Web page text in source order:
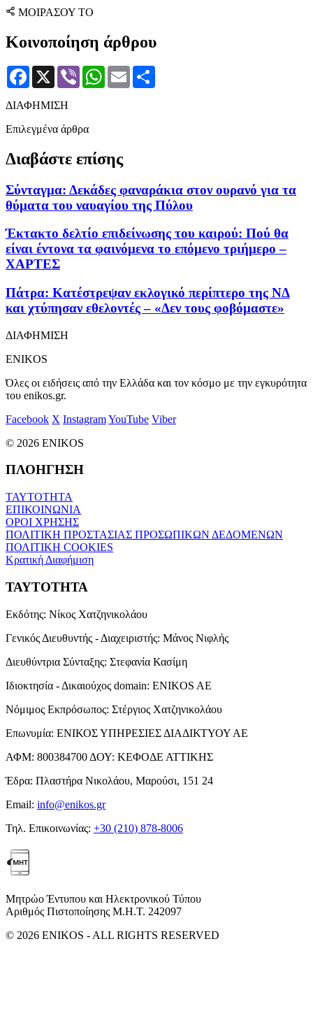
ΜΟΙΡΑΣΟΥ ΤΟ
Κοινοποίηση άρθρου
Facebook
X Viber WhatsApp
Email
ΔΙΑΦΗΜΙΣΗ
Επιλεγμένα άρθρα
Διαβάστε επίσης
Σύνταγμα: Δεκάδες φαναράκια στον ουρανό για τα
θύματα του ναυαγίου της Πύλου
Έκτακτο δελτίο επιδείνωσης του καιρού: Πού θα
είναι έντονα τα φαινόμενα το επόμενο τριήμερο –
ΧΑΡΤΕΣ
Πάτρα: Κατέστρεψαν εκλογικό περίπτερο της ΝΔ
και χτύπησαν εθελοντές – «Δεν τους φοβόμαστε»
ΔΙΑΦΗΜΙΣΗ
ENIKOS
Όλες οι ειδήσεις από την Ελλάδα και τον κόσμο με την εγκυρότητα
του enikos.gr.
Facebook X InstagramYouTube Viber
© 2026 ENIKOS
ΠΛΟΗΓΗΣΗ
ΤΑΥΤΟΤΗΤΑ
ΕΠΙΚΟΙΝΩΝΙΑ
ΟΡΟΙ ΧΡΗΣΗΣ
ΠΟΛΙΤΙΚΗ ΠΡΟΣΤΑΣΙΑΣ ΠΡΟΣΩΠΙΚΩΝ ΔΕΔΟΜΕΝΩΝ
ΠΟΛΙΤΙΚΗ COOKIES
Κρατική Διαφήμιση
ΤΑΥΤΟΤΗΤΑ
Εκδότης: Νίκος Χατζηνικολάου
Γενικός Διευθυντής - Διαχειριστής: Μάνος Νιφλής
Διευθύντρια Σύνταξης: Στεφανία Κασίμη
Ιδιοκτησία - Δικαιούχος domain: ENIKOS AE
Νόμιμος Εκπρόσωπος: Στέργιος Χατζηνικολάου
Επωνυμία: ΕΝΙΚΟΣ ΥΠΗΡΕΣΙΕΣ ΔΙΑΔΙΚΤΥΟΥ ΑΕ
ΑΦΜ: 800384700 ΔΟΥ: ΚΕΦΟΔΕ ΑΤΤΙΚΗΣ
Έδρα: Πλαστήρα Νικολάου, Μαρούσι, 151 24
Email: info@enikos.gr
Τηλ. Επικοινωνίας: +30 (210) 878-8006
Μητρώο Έντυπου και Ηλεκτρονικού Τύπου
Αριθμός Πιστοποίησης Μ.Η.Τ. 242097
© 2026 ENIKOS - ALL RIGHTS RESERVED